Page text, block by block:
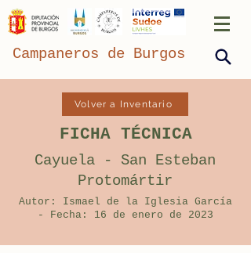
Campaneros de Burgos
Volver a Inventario
FICHA TÉCNICA
Cayuela - San Esteban
Protomártir
Autor: Ismael de la Iglesia García
- Fecha: 16 de enero de 2023